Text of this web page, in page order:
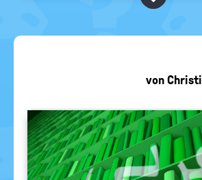
politische
EURE AKTUELLEN
von